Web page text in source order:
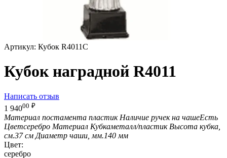
Артикул: Кубок R4011C
Кубок наградной R4011
Написать отзыв
1 94000 ₽
Материал постамента пластик Наличие ручек на чашеЕсть
Цветсеребро Материал Кубкаметалл/пластик Высота кубка,
см.37 см Диаметр чаши, мм.140 мм
Цвет:
серебро